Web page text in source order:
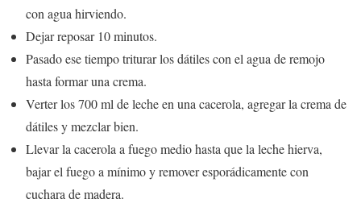
con agua hirviendo.
Dejar reposar 10 minutos.
Pasado ese tiempo triturar los dátiles con el agua de remojo
hasta formar una crema.
Verter los 700 ml de leche en una cacerola, agregar la crema de
dátiles y mezclar bien.
Llevar la cacerola a fuego medio hasta que la leche hierva,
bajar el fuego a mínimo y remover esporádicamente con
cuchara de madera.